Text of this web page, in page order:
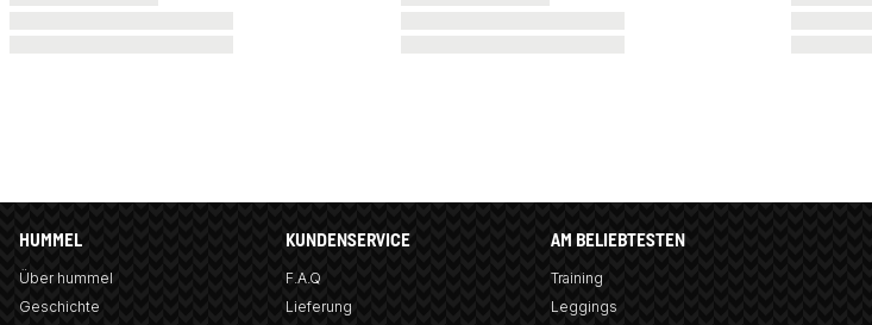
HUMMEL
Über hummel
Geschichte
KUNDENSERVICE
F.A.Q
Lieferung
AM BELIEBTESTEN
Training
Leggings